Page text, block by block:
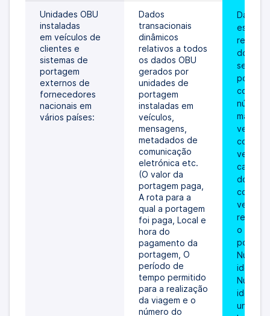
Unidades OBU
instaladas
em veículos de
clientes e
sistemas de
portagem
externos de
fornecedores
nacionais em
vários países:
Dados
transacionais
dinâmicos
relativos a todos
os dados OBU
gerados por
unidades de
portagem
instaladas em
veículos,
mensagens,
metadados de
comunicação
eletrónica etc.
(O valor da
portagem paga,
A rota para a
qual a portagem
foi paga, Local e
hora do
pagamento da
portagem, O
período de
tempo permitido
para a realização
da viagem e o
número do
Dados
do
conta,
número
veículo
do
veículos
o valor